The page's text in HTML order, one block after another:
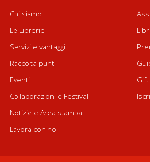
Chi siamo
Le Librerie
Servizi e vantaggi
Raccolta punti
Eventi
Collaborazioni e Festival
Notizie e Area stampa
Lavora con noi